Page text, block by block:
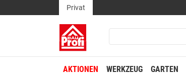
Privat
AKTIONEN WERKZEUG GARTEN